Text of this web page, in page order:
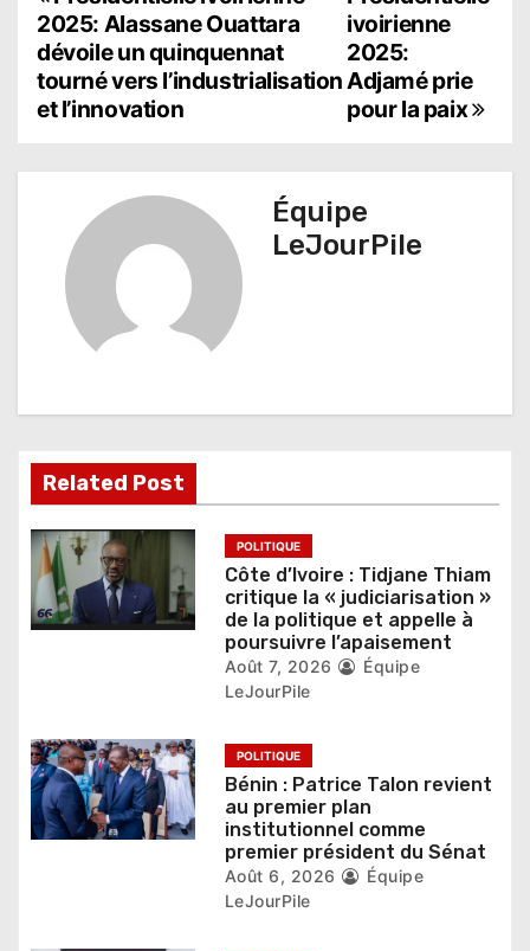
a
v
g
n
d
e
l
’
a
i
c
ivoirienne
2025:
Adjamé prie
pour la paix
2025: Alassane Ouattara
dévoile un quinquennat
tourné vers l’industrialisation
et l’innovation
Équipe
LeJourPile
Related Post
POLITIQUE
Côte d’Ivoire : Tidjane Thiam
critique la « judiciarisation »
de la politique et appelle à
poursuivre l’apaisement
Août 7, 2026
Équipe
LeJourPile
POLITIQUE
Bénin : Patrice Talon revient
au premier plan
institutionnel comme
premier président du Sénat
Août 6, 2026
Équipe
LeJourPile